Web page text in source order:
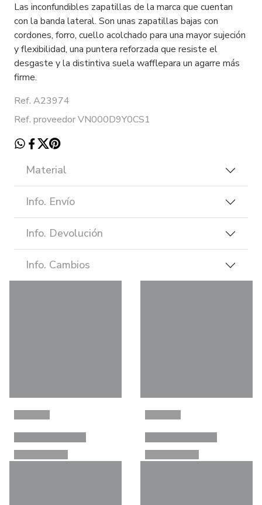
Las inconfundibles zapatillas de la marca que cuentan
con la banda lateral. Son unas zapatillas bajas con
cordones, forro, cuello acolchado para una mayor sujeción
y flexibilidad, una puntera reforzada que resiste el
desgaste y la distintiva suela wafflepara un agarre más
firme.
Ref. A23974
Ref. proveedor VN000D9Y0CS1
Material
Info. Envío
Info. Devolución
Info. Cambios